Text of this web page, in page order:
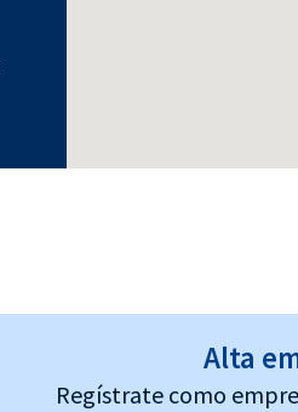
Alta
Regístrate como